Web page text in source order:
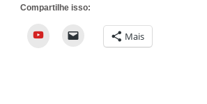
Compartilhe isso:
YouTube Mais